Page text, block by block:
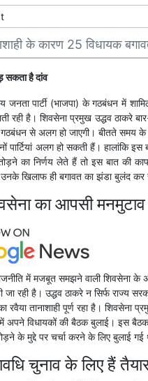
के कारण 25 विधायक
सकता है दांव
जनता पार्टी (भाजपा) के गठबंधन में
रही है। शिवसेना प्रमुख उद्धव ठाकरे
गठबंधन से अलग हो जाएगी। बीतते समय
पार्टियां अलग हो सकती हैं। हालांकि
का निर्णय लेते हैं तो इस बात की
उनके खिलाफ ही बगावत का झंडा बुलंद
का आपसी मनमुटाव
में मजबूत समझने वाली शिवसेना के
जा रही है। उद्धव ठाकरे न सिर्फ राज्य
रवैया तानाशाही पूर्ण रहा है।
में अपने विधायकों की बैठक बुलाई। इस
के मुद्दे पर चर्चा करने के लिए बुलाई गई
चुनाव के लिए हैं